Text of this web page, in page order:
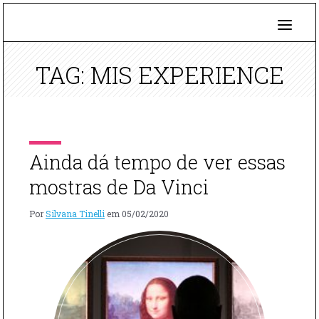
TAG: MIS EXPERIENCE
Ainda dá tempo de ver essas
mostras de Da Vinci
PorSilvana Tinelli em 05/02/2020